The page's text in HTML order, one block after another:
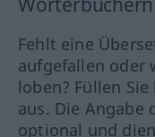
Fehlt eine
aufgefallen oder
loben? Füllen
aus. Die Angabe
optional und